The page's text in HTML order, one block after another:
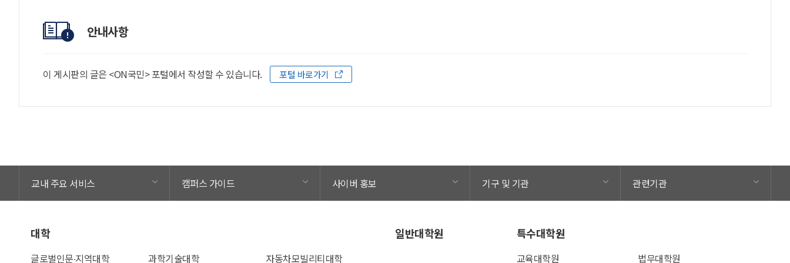
안내사항
이 게시판의 글은 <ON국민> 포털에서 작성할 수 있습니다. 포털 바로가기
교내 주요 서비스 캠퍼스 가이드 사이버 홍보 기구 및 기관 관련기관
대학
글로벌인문∙지역대학 과학기술대학 자동차모빌리티대학
일반대학원 특수대학원
교육대학원 법무대학원